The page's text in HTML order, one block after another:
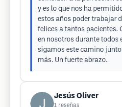
y es lo que nos ha
estos años poder trabajar
felices a tantos pacientes.
en nosotros durante todos
sigamos este camino
más. Un fuerte abrazo.
Jesús Oliver
1 reseñas